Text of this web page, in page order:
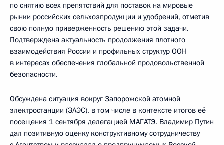
по снятию всех препятствий для поставок на мировые
рынки российских сельхозпродукции и удобрений, отметив
свою полную приверженность решению этой задачи.
Подтверждена актуальность продолжения плотного
взаимодействия России и профильных структур ООН
в интересах обеспечения глобальной продовольственной
безопасности.
Обсуждена ситуация вокруг Запорожской атомной
электростанции (ЗАЭС), в том числе в контексте итогов её
посещения 1 сентября делегацией МАГАТЭ. Владимир Путин
дал позитивную оценку конструктивному сотрудничеству